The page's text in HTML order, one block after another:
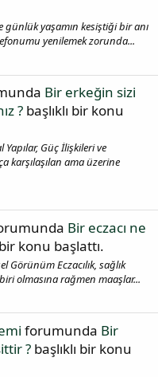
yaşamın kesiştiği bir anı
yenilemek zorunda...
Bir erkeğin sizi
? başlıklı bir konu
Yapılar, Güç İlişkileri ve
karşılaşılan ama üzerine
Bir eczacı ne
bir konu başlattı.
Görünüm Eczacılık, sağlık
olmasına rağmen maaşlar...
forumunda Bir
? başlıklı bir konu